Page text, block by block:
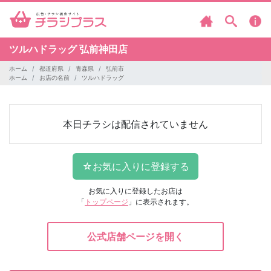
ツルハドラッグ弘前神田店
ホーム 都道府県 青森県
弘前市
ホーム
お店の名前 ツルハドラッグ
本日チラシは配信されていません
お気に入りに登録したお店は
「 トップページ 」に表示されます。
公式店舗ページを開く